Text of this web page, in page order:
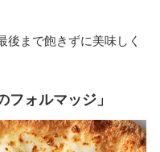
後まで飽きずに美味しく
ォルマッジ」